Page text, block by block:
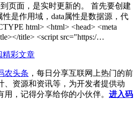
页面，是实时更新的。 首先要创建
性是作用域，data属性是数据源，代
html> <html> <head> <meta
title> <script src="https:/…
精彩文章
农头条 ，每日分享互联网上热门的前
、资源和资讯等，为开发者提供动
，记得分享给你的小伙伴。 进入码